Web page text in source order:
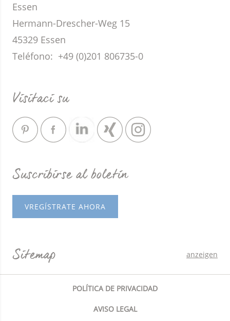
Essen
Hermann-Drescher-Weg 15
45329 Essen
Teléfono: +49 (0)201 806735-0
Visitaci su
Suscribirse al boletín
VREGÍSTRATE AHORA
Sitemap anzeigen
POLÍTICA DE PRIVACIDAD
AVISO LEGAL